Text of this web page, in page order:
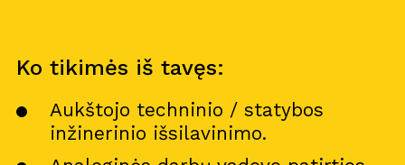
Ko tikimės iš tavęs:
Aukštojo techninio / statybos
inžinerinio išsilavinimo.